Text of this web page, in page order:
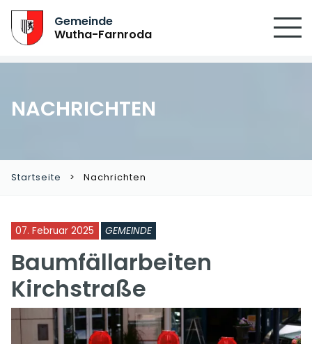
Gemeinde
Wutha-Farnroda
NACHRICHTEN
Startseite Nachrichten
07. Februar 2025 GEMEINDE
Baumfällarbeiten
Kirchstraße